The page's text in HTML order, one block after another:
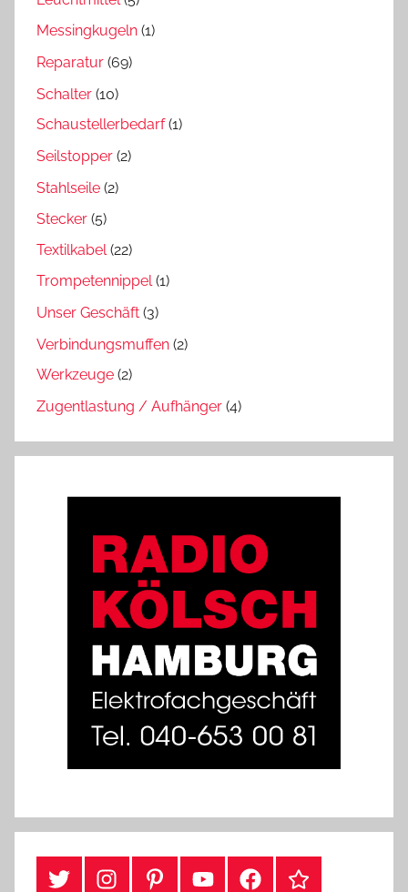
Messingkugeln (1)
Reparatur (69)
Schalter (10)
Schaustellerbedarf(1)
Seilstopper (2)
Stahlseile (2)
Stecker (5)
Textilkabel(22)
Trompetennippel(1)
Unser Geschäft (3)
Verbindungsmuffen (2)
Werkzeuge (2)
Zugentlastung / Aufhänger (4)
#TwitterInstagramPinterestYouTubeFacebookTikTok